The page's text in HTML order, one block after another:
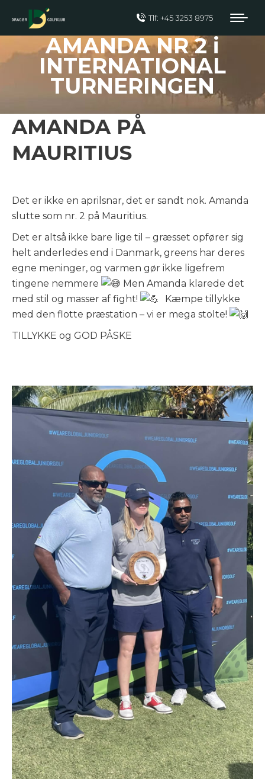
Tlf: +45 3253 8975
AMANDA NR 2 i
INTERNATIONAL
TURNERINGEN
AMANDA PÅ
MAURITIUS
Det er ikke en aprilsnar, det er sandt nok. Amanda
slutte som nr. 2 på Mauritius.
Det er altså ikke bare lige til – græsset opfører sig
helt anderledes end i Danmark, greens har deres
egne meninger, og varmen gør ikke ligefrem
tingene nemmere
Men Amanda klarede det
med stil og masser af fight!
Kæmpe tillykke
med den flotte præstation – vi er mega stolte!
TILLYKKE og GOD PÅSKE